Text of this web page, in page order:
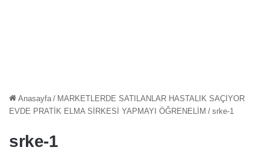
Anasayfa / MARKETLERDE SATILANLAR HASTALIK SAÇIYOR
EVDE PRATİK ELMA SİRKESİ YAPMAYI ÖĞRENELİM / srke-1
srke-1